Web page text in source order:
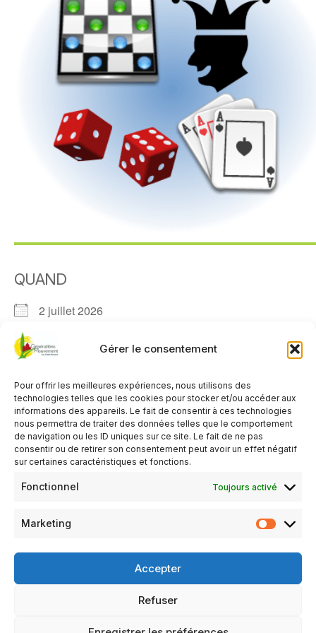
Gérer le consentement
Pour offrir les meilleures expériences, nous utilisons des
technologies telles que les cookies pour stocker et/ou accéder aux
informations des appareils. Le fait de consentir à ces technologies
nous permettra de traiter des données telles que le comportement
de navigation ou les ID uniques sur ce site. Le fait de ne pas
consentir ou de retirer son consentement peut avoir un effet négatif
sur certaines caractéristiques et fonctions.
Fonctionnel Toujours activé
Marketing
Accepter
Refuser
QUAND
2 juillet 2026
Télécharger ICS Calendrier Google
TYPE D’ÉVÈNEMENT
Organisé par le Club de Crannes en Champagne
,
organisateur
Atelier vannerie et travaux manuels le premier Jeudi du mois
(une contribution pour l’achat du rotin est demandée)